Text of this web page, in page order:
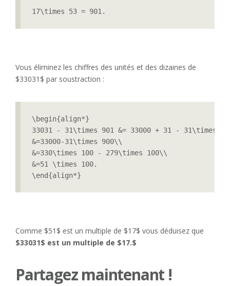
17\times 53 = 901.
Vous éliminez les chiffres des unités et des dizaines de
$33031$ par soustraction :
\begin{align*}
33031 - 31\times 901 &= 33000 + 31 - 31\times
&=33000-31\times 900\\
&=330\times 100 - 279\times 100\\
&=51 \times 100.
\end{align*}
Comme $51$ est un multiple de $17$ vous déduisez que
$33031$ est un multiple de $17.$
Partagez maintenant !